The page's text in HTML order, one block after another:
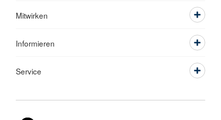
Mitwirken
Informieren
Service
Sprache wechseln zu